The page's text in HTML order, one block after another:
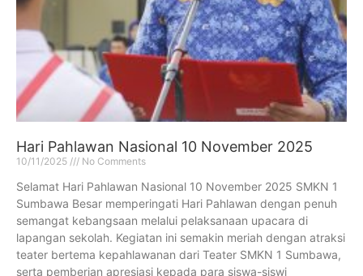
Hari Pahlawan Nasional 10 November 2025
10/11/2025 No Comments
Selamat Hari Pahlawan Nasional 10 November 2025 SMKN 1
Sumbawa Besar memperingati Hari Pahlawan dengan penuh
semangat kebangsaan melalui pelaksanaan upacara di
lapangan sekolah. Kegiatan ini semakin meriah dengan atraksi
teater bertema kepahlawanan dari Teater SMKN 1 Sumbawa,
serta pemberian apresiasi kepada para siswa-siswi